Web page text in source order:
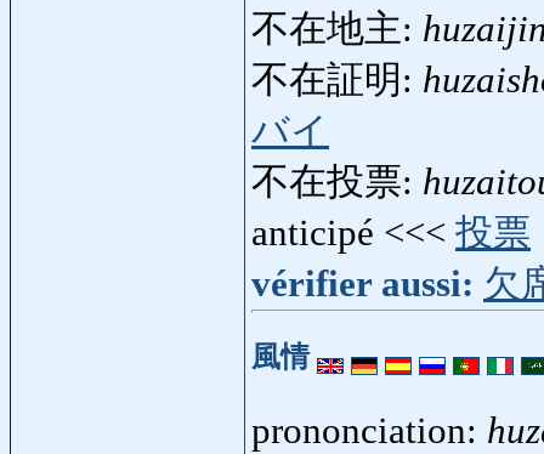
不在地主:
不在証明:
バイ
不在投票:
anticipé <<< 投票
vérifier aussi: 欠
風情
prononciation: